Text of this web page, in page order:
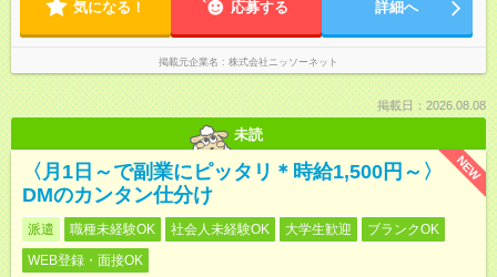
気になる！ 応募する 詳細へ
掲載元企業名 株式会社ニッソーネット
掲載日：2026.08.08
未読
NEW
〈月1日～で副業にピッタリ＊時給1,500円～〉
DMのカンタン仕分け
派遣 職種未経験OK 社会人未経験OK 大学生歓迎
ブランクOK
WEB登録・面接OK